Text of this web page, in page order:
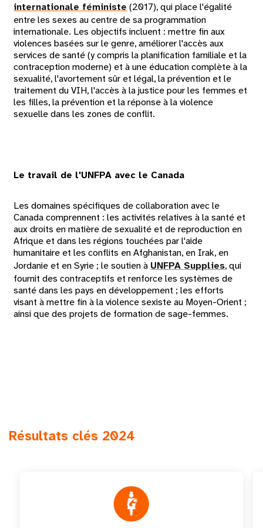
internationale féministe (2017), qui place l'égalité
entre les sexes au centre de sa programmation
internationale. ​​Les objectifs incluent : mettre fin aux
violences basées sur le genre, améliorer l'accès aux
services de santé (y compris la planification familiale et la
contraception moderne) et à une éducation complète à la
sexualité, l'avortement sûr et légal, la prévention et le
traitement du VIH, l'accès à la justice pour les femmes et
les filles, la prévention et la réponse à la violence
sexuelle dans les zones de conflit.
Le travail de l'UNFPA avec le Canada
Les domaines spécifiques de collaboration avec le
Canada comprennent : les activités relatives à la santé et
aux droits en matière de sexualité et de reproduction en
Afrique et dans les régions touchées par l'aide
humanitaire et les conflits en Afghanistan, en Irak, en
Jordanie et en Syrie ; le soutien à UNFPA Supplies, qui
fournit des contraceptifs et renforce les systèmes de
santé dans les pays en développement ; les efforts
visant à mettre fin à la violence sexiste au Moyen-Orient ;
ainsi que des projets de formation de sage-femmes.
Résultats clés 2024